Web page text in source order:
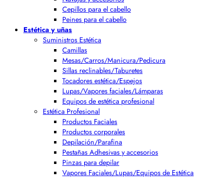
Cepillos para el cabello
Peines para el cabello
Estética y uñas
Suministros Estética
Camillas
Mesas/Carros/Manicura/Pedicura
Sillas reclinables/Taburetes
Tocadores estética/Espejos
Lupas/Vapores faciales/Lámparas
Equipos de estética profesional
Estética Profesional
Productos Faciales
Productos corporales
Depilación/Parafina
Pestañas Adhesivas y accesorios
Pinzas para depilar
Vapores Faciales/Lupas/Equipos de Estética